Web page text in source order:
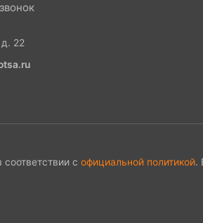
22
с официальной политикой.